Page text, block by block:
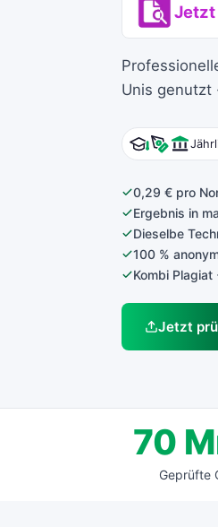
Jetzt
Unis genutzt
0,29 € pro
Ergebnis in
Dieselbe
100 %
Kombi
Jetzt
70
Geprüfte